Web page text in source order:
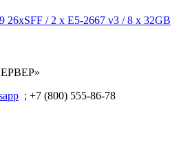
; +7 (800) 555-86-78